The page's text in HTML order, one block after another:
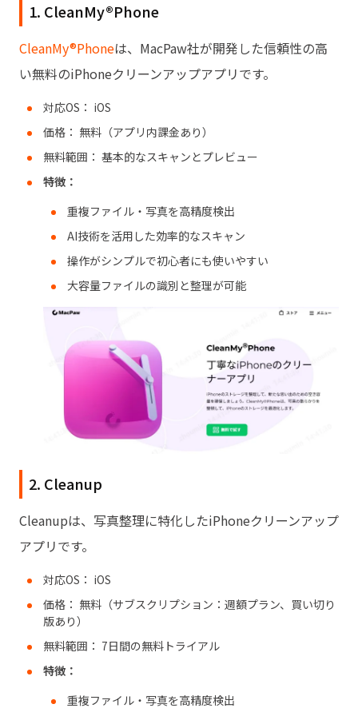
1. CleanMy®Phone
CleanMy®Phoneは、MacPaw社が開発した信頼性の高
い無料のiPhoneクリーンアップアプリです。
対応OS： iOS
価格： 無料（アプリ内課金あり）
無料範囲： 基本的なスキャンとプレビュー
特徴：
重複ファイル・写真を高精度検出
AI技術を活用した効率的なスキャン
操作がシンプルで初心者にも使いやすい
大容量ファイルの識別と整理が可能
2. Cleanup
Cleanupは、写真整理に特化したiPhoneクリーンアップ
アプリです。
対応OS： iOS
価格： 無料（サブスクリプション：週額プラン、買い切り
版あり）
無料範囲： 7日間の無料トライアル
特徴：
重複ファイル・写真を高精度検出